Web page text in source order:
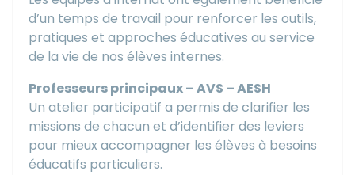
d’un temps de travail pour renforcer les outils,
pratiques et approches éducatives au service
de la vie de nos élèves internes.
Professeurs principaux – AVS – AESH
Un atelier participatif a permis de clarifier les
missions de chacun et d’identifier des leviers
pour mieux accompagner les élèves à besoins
éducatifs particuliers.